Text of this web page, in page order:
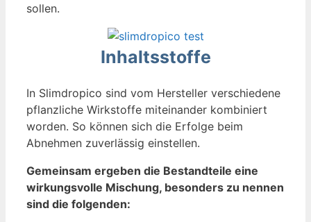
sollen.
Inhaltsstoffe
In Slimdropico sind vom Hersteller verschiedene
pflanzliche Wirkstoffe miteinander kombiniert
worden. So können sich die Erfolge beim
Abnehmen zuverlässig einstellen.
Gemeinsam ergeben die Bestandteile eine
wirkungsvolle Mischung, besonders zu nennen
sind die folgenden: